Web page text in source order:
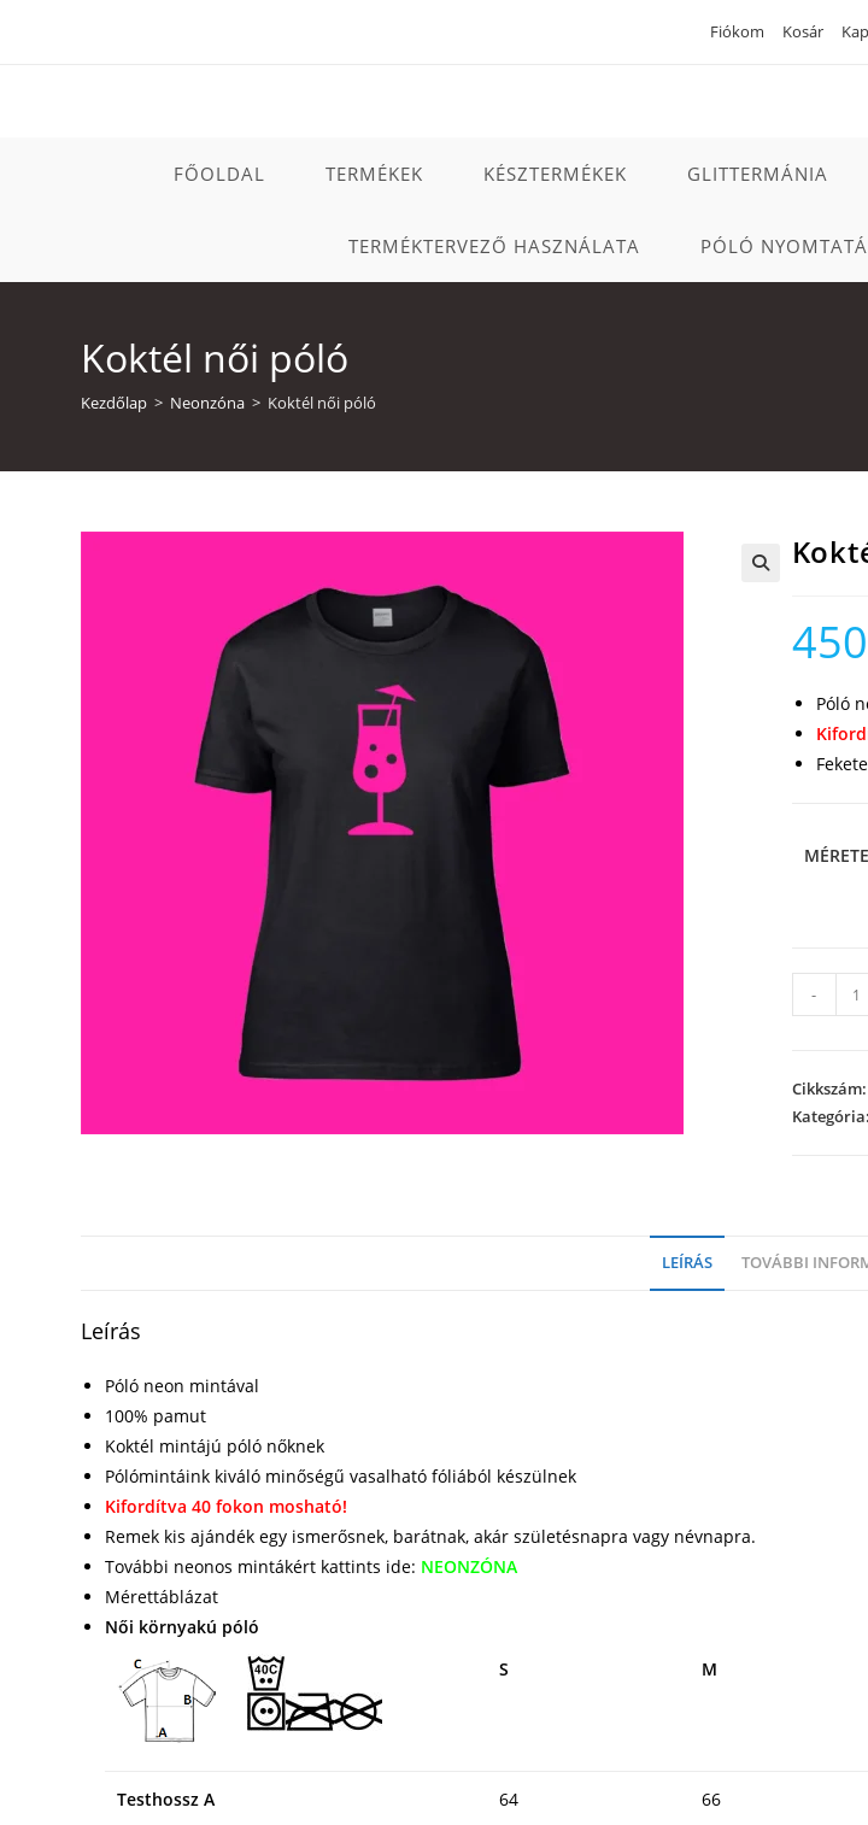
Fiókom Kosár
FŐOLDAL TERMÉKEK KÉSZTERMÉKEK GLITTERMÁNIA
TERMÉKTERVEZŐ HASZNÁLATA PÓLÓ
Koktél női póló
Kezdőlap > Neonzóna > Koktél női póló
Póló
női
mennyiség
-
Cikkszám:
Kategória:
LEÍRÁS TOVÁBBI
Leírás
Póló neon mintával
100% pamut
Koktél mintájú póló nőknek
Pólómintáink kiváló minőségű vasalható fóliából készülnek
Kifordítva 40 fokon mosható!
Remek kis ajándék egy ismerősnek, barátnak, akár születésnapra vagy névnapra.
További neonos mintákért kattints ide: NEONZÓNA
Mérettáblázat
Női környakú póló
S
M
Testhossz A 64 66